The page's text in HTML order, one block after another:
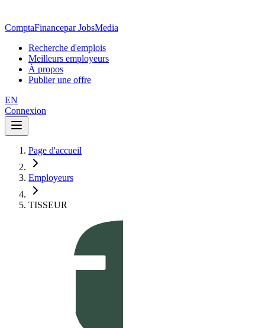
ComptaFinancepar JobsMedia
Recherche d'emplois
Meilleurs employeurs
À propos
Publier une offre
EN
Connexion
Page d'accueil
Employeurs
TISSEUR